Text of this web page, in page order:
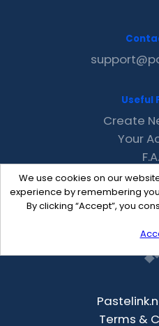
We use cookies on our
experience by remembering
By clicking “Accept”, you
Useful
Create
Your
Terms &